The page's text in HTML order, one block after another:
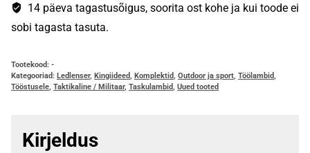
14 päeva tagastusõigus, soorita ost kohe ja kui toode ei
sobi tagasta tasuta.
Tootekood: -
Kategooriad: Ledlenser, Kingiideed, Komplektid, Outdoor ja sport, Töölambid,
Tööstusele, Taktikaline / Militaar, Taskulambid, Uued tooted
Kirjeldus